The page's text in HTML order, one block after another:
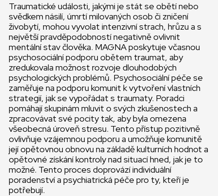
Traumatické události, jakými je stát se obětí nebo
svědkem násilí, úmrtí milovaných osob či zničení
živobytí, mohou vyvolat intenzivní strach, hrůzu a s
největší pravděpodobností negativně ovlivnit
mentální stav člověka. MAGNA poskytuje včasnou
psychosociální podporu obětem traumat, aby
zredukovala možnost rozvoje dlouhodobých
psychologických problémů. Psychosociální péče se
zaměřuje na podporu komunit k vytvoření vlastních
strategií, jak se vypořádat s traumaty. Poradci
pomáhají skupinám mluvit o svých zkušenostech a
zpracovávat své pocity tak, aby byla omezena
všeobecná úroveň stresu. Tento přístup pozitivně
ovlivňuje vzájemnou podporu a umožňuje komunitě
její opětovnou obnovu na základě kulturních hodnot a
opětovné získání kontroly nad situací hned, jak je to
možné. Tento proces doprovází individuální
poradenství a psychiatrická péče pro ty, kteří je
potřebují.